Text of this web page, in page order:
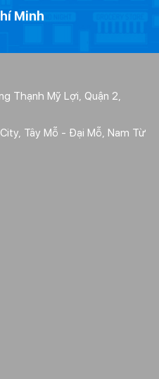
Minh
Thạnh Mỹ Lợi, Quận 2,
Tây Mỗ - Đại Mỗ, Nam Từ